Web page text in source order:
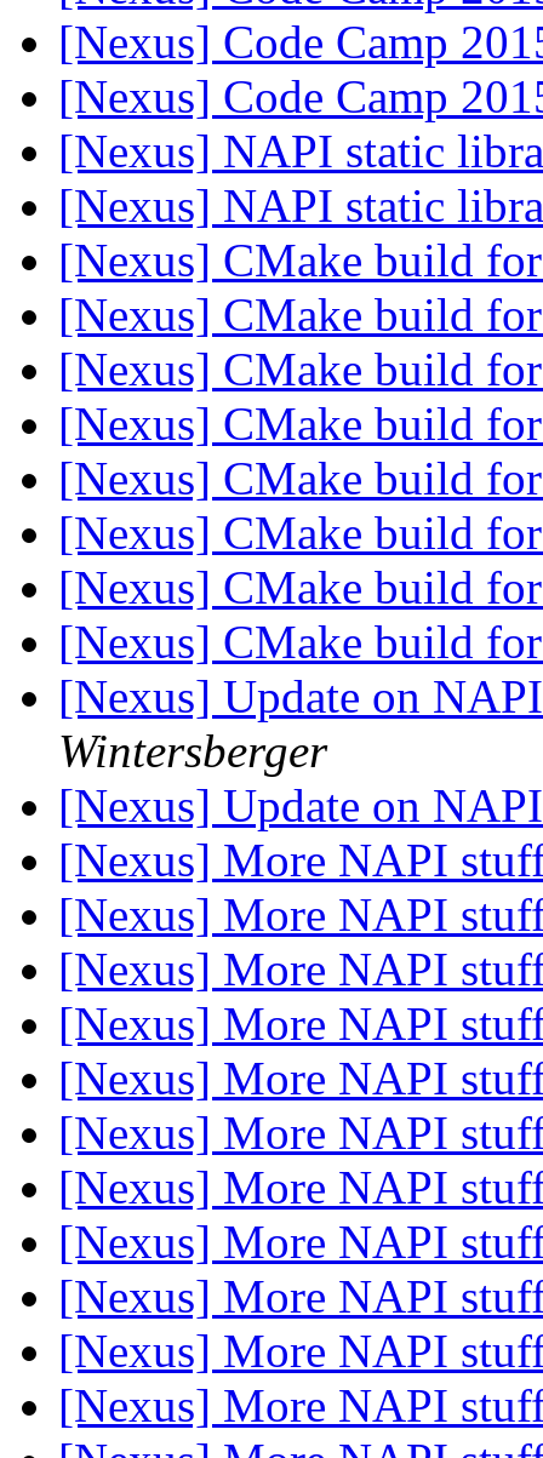
[Nexus] Code Camp
[Nexus] Code Camp
[Nexus] NAPI static
[Nexus] NAPI static
[Nexus] CMake build
[Nexus] CMake build
[Nexus] CMake build
[Nexus] CMake build
[Nexus] CMake build
[Nexus] CMake build
[Nexus] CMake build
[Nexus] CMake build
[Nexus] Update on
Wintersberger
[Nexus] Update on
[Nexus] More NAPI
[Nexus] More NAPI
[Nexus] More NAPI
[Nexus] More NAPI
[Nexus] More NAPI
[Nexus] More NAPI
[Nexus] More NAPI
[Nexus] More NAPI
[Nexus] More NAPI
[Nexus] More NAPI
[Nexus] More NAPI